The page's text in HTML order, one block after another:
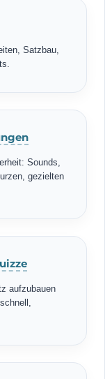
Satzbau,
Sounds,
gezielten
aufzubauen